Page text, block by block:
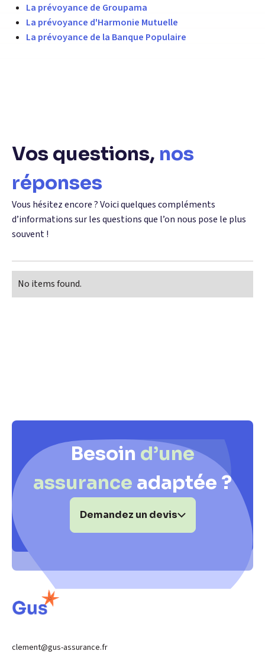
La prévoyance de Groupama
La prévoyance d'Harmonie Mutuelle
La prévoyance de la Banque Populaire
Vos questions, nos
réponses
Vous hésitez encore ? Voici quelques compléments
d’informations sur les questions que l’on nous pose le plus
souvent !
No items found.
Besoin d’une
assurance adaptée ?
Demandez un devis
clement@gus-assurance.fr